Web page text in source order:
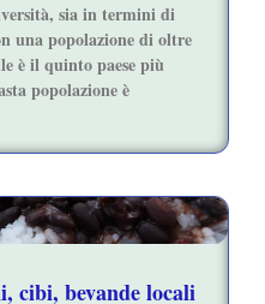
sia in termini di
una popolazione di oltre
è il quinto paese più
popolazione è
cibi, bevande locali